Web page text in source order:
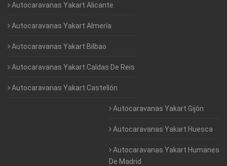
Autocaravanas Yakart Alicante
Autocaravanas Yakart Almería
Autocaravanas Yakart Bilbao
Autocaravanas Yakart Caldas De Reis
Autocaravanas Yakart Castellón
Autocaravanas Yakart Gijón
Autocaravanas Yakart Huesca
Autocaravanas Yakart Humanes
De Madrid